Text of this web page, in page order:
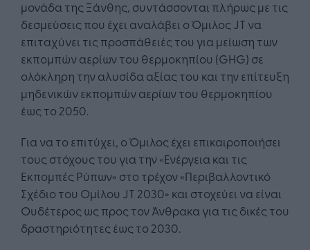
μονάδα της Ξάνθης, συντάσσονται πλήρως με τις
δεσμεύσεις που έχει αναλάβει ο Όμιλος JT να
επιταχύνει τις προσπάθειές του για μείωση των
εκπομπών αερίων του θερμοκηπίου (GHG) σε
ολόκληρη την αλυσίδα αξίας του και την επίτευξη
μηδενικών εκπομπών αερίων του θερμοκηπίου
έως το 2050.
Για να το επιτύχει, ο Όμιλος έχει επικαιροποιήσει
τους στόχους του για την «Ενέργεια και τις
Εκπομπές Ρύπων» στο τρέχον «Περιβαλλοντικό
Σχέδιο του Ομίλου JT 2030» και στοχεύει να είναι
Ουδέτερος ως προς τον Άνθρακα για τις δικές του
δραστηριότητες έως το 2030.